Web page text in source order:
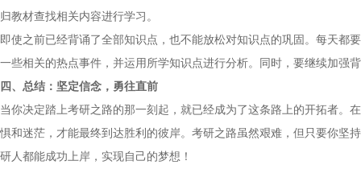
归教材查找相关内容进行学习。
即使之前已经背诵了全部知识点，也不能放松对知识点的巩固。每天都
一些相关的热点事件，并运用所学知识点进行分析。同时，要继续加强
四、总结：坚定信念，勇往直前
当你决定踏上考研之路的那一刻起，就已经成为了这条路上的开拓者。
惧和迷茫，才能最终到达胜利的彼岸。考研之路虽然艰难，但只要你坚
研人都能成功上岸，实现自己的梦想！